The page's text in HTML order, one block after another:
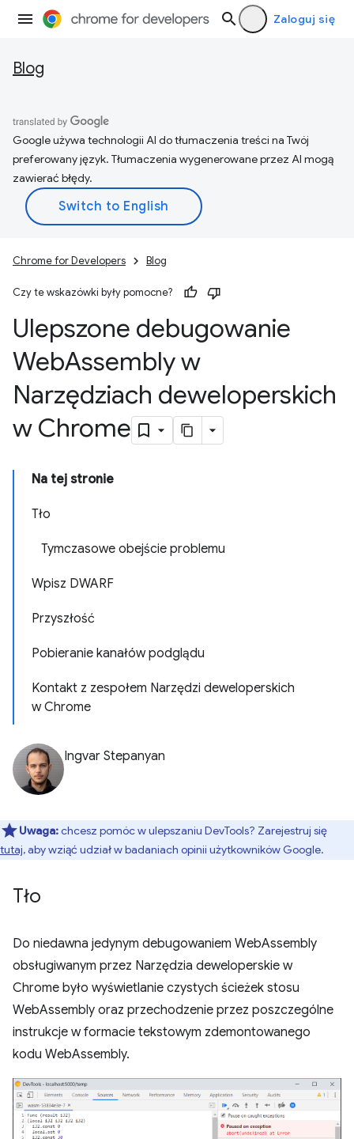
Zaloguj się
Blog
Google używa technologii AI do tłumaczenia treści na Twój
preferowany język. Tłumaczenia wygenerowane przez AI mogą
zawierać błędy.
Chrome for Developers Blog
Czy te wskazówki były pomocne?
Ulepszone debugowanie
WebAssembly w
Narzędziach deweloperskich
w Chrome
Na tej stronie
Tło
Tymczasowe obejście problemu
Wpisz DWARF
Przyszłość
Pobieranie kanałów podglądu
Kontakt z zespołem Narzędzi deweloperskich
w Chrome
Ingvar Stepanyan
Uwaga:chcesz pomóc w ulepszaniu DevTools? Zarejestruj się
tutaj, aby wziąć udział w badaniach opinii użytkowników Google.
Tło
Do niedawna jedynym debugowaniem WebAssembly
obsługiwanym przez Narzędzia deweloperskie w
Chrome było wyświetlanie czystych ścieżek stosu
WebAssembly oraz przechodzenie przez poszczególne
instrukcje w formacie tekstowym zdemontowanego
kodu WebAssembly.